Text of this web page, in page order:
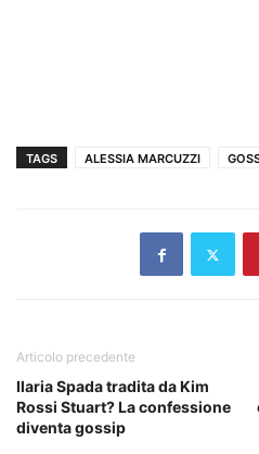
TAGS ALESSIA MARCUZZI
Articolo precedente
Ilaria Spada tradita da Kim
Rossi Stuart? La confessione
diventa gossip